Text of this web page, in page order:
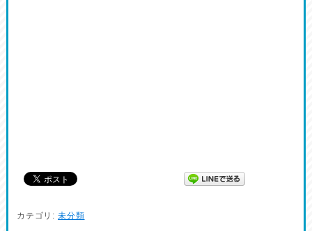
カテゴリ: 未分類